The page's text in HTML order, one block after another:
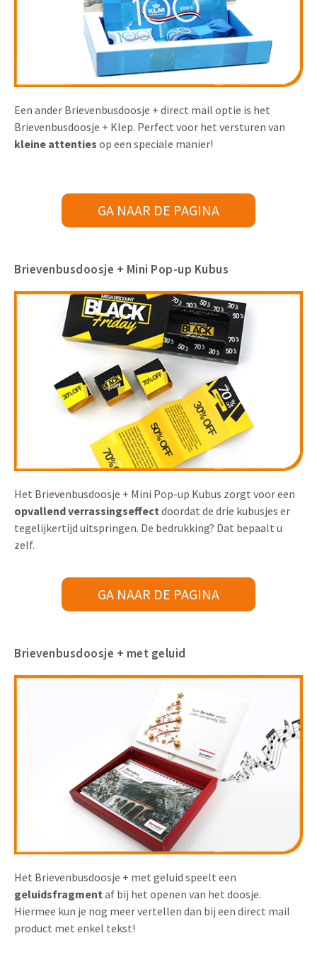
Een ander Brievenbusdoosje + direct mail optie is het
Brievenbusdoosje + Klep. Perfect voor het versturen van
kleine attenties op een speciale manier!
GA NAAR DE PAGINA
Brievenbusdoosje + Mini Pop-up Kubus
Het Brievenbusdoosje + Mini Pop-up Kubus zorgt voor een
opvallend verrassingseffect doordat de drie kubusjes er
tegelijkertijd uitspringen. De bedrukking? Dat bepaalt u
zelf.
GA NAAR DE PAGINA
Brievenbusdoosje + met geluid
Het Brievenbusdoosje + met geluid speelt een
geluidsfragment af bij het openen van het doosje.
Hiermee kun je nog meer vertellen dan bij een direct mail
product met enkel tekst!